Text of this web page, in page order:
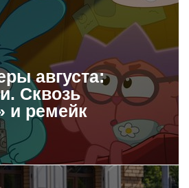
августа:
Сквозь
и ремейк